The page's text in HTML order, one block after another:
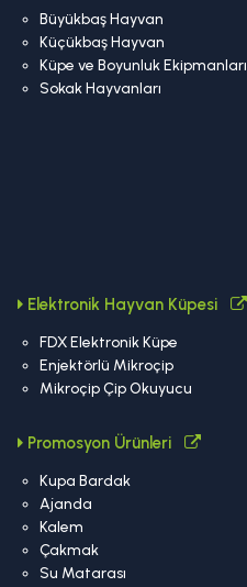
Büyükbaş Hayvan
Küçükbaş Hayvan
Küpe ve Boyunluk Ekipmanları
Sokak Hayvanları
Elektronik Hayvan Küpesi
FDX Elektronik Küpe
Enjektörlü Mikroçip
Mikroçip Çip Okuyucu
Promosyon Ürünleri
Kupa Bardak
Ajanda
Kalem
Çakmak
Su Matarası